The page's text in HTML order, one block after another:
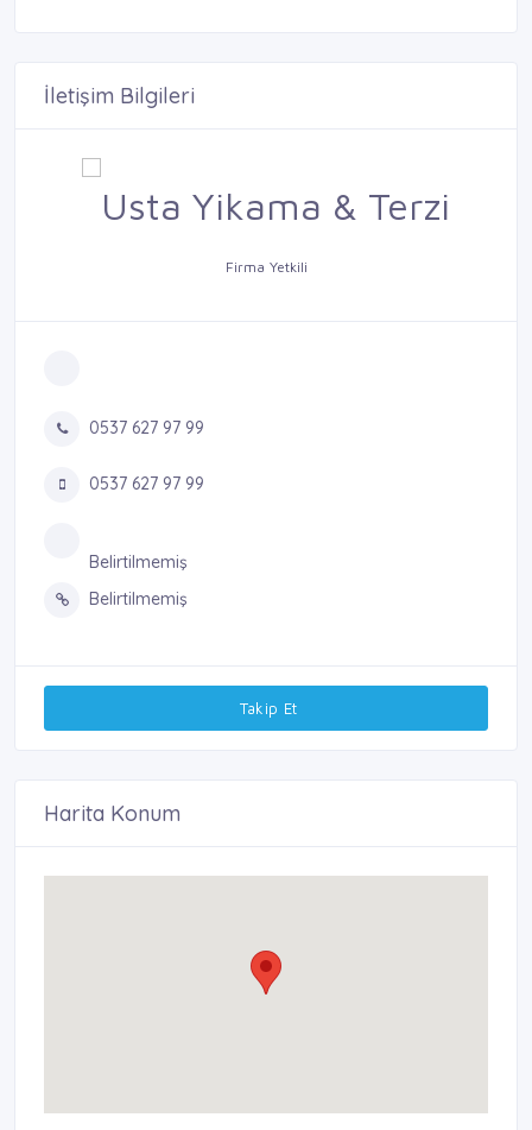
İletişim Bilgileri
Firma Yetkili
0537 627 97 99
0537 627 97 99
Belirtilmemiş
Belirtilmemiş
Takip Et
Harita Konum